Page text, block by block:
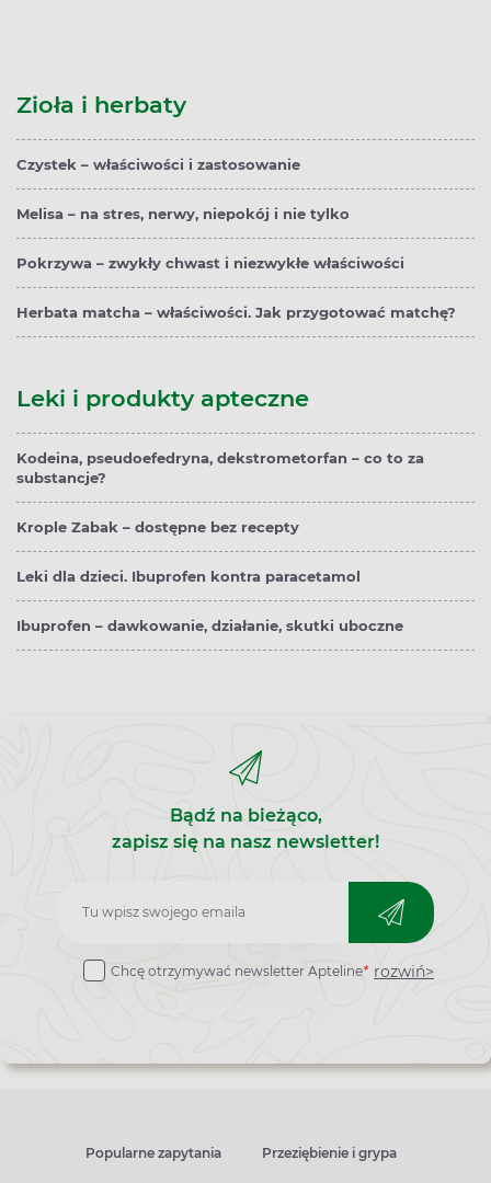
Zioła i herbaty
Czystek – właściwości i zastosowanie
Melisa – na stres, nerwy, niepokój i nie tylko
Pokrzywa – zwykły chwast i niezwykłe właściwości
Herbata matcha – właściwości. Jak przygotować matchę?
Leki i produkty apteczne
Kodeina, pseudoefedryna, dekstrometorfan – co to za
substancje?
Krople Zabak – dostępne bez recepty
Leki dla dzieci. Ibuprofen kontra paracetamol
Ibuprofen – dawkowanie, działanie, skutki uboczne
Bądź na bieżąco,
zapisz się na nasz newsletter!
Zapisz
Chcę otrzymywać newsletter Apteline* rozwiń>
Popularne zapytania Przeziębienie i grypa